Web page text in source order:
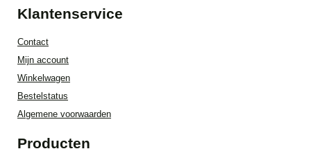
Klantenservice
Contact
Mijn account
Winkelwagen
Bestelstatus
Algemene voorwaarden
Producten